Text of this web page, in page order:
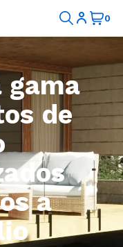
gama
de
a